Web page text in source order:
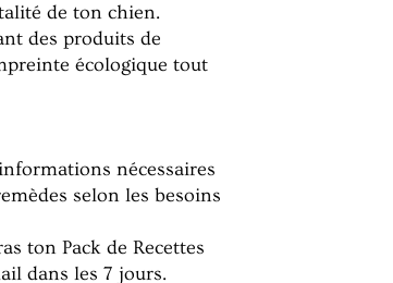
de ton chien.
des produits de
écologique tout
nécessaires
selon les besoins
ton Pack de Recettes
dans les 7 jours.